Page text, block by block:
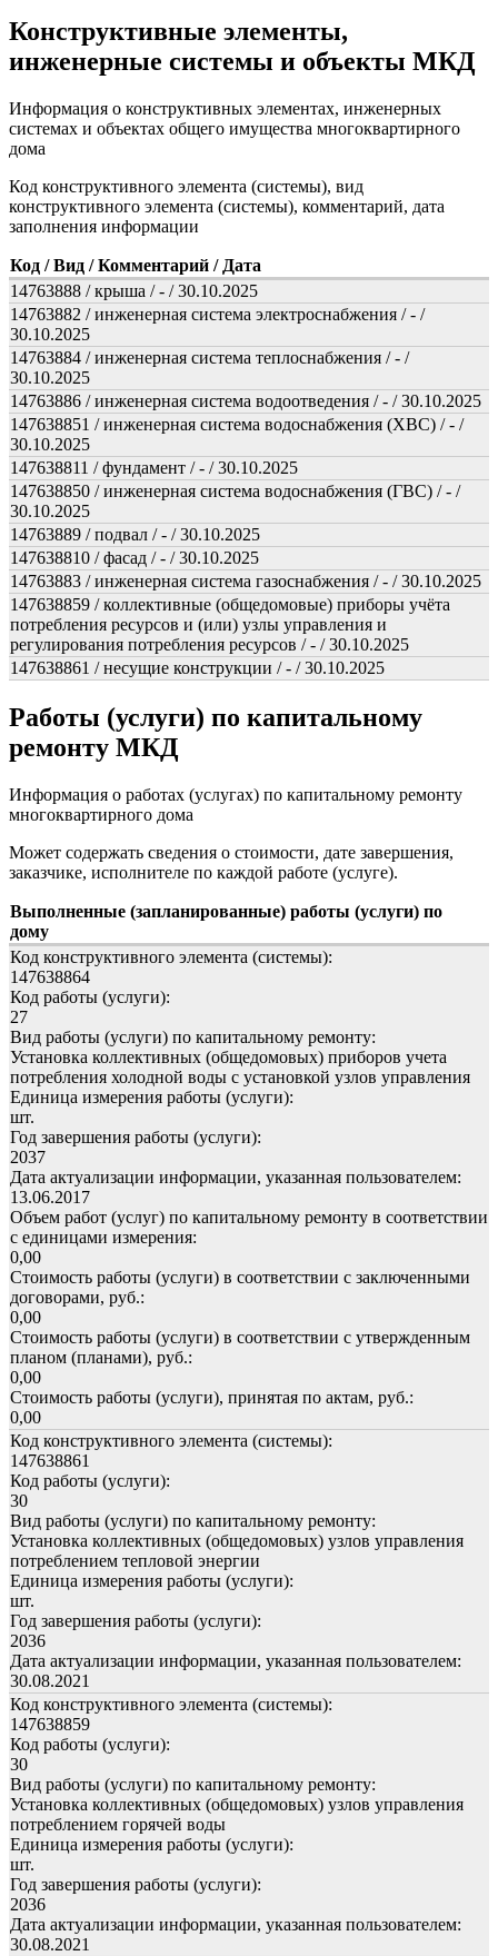
Конструктивные элементы,
инженерные системы и объекты МКД
Информация о конструктивных элементах, инженерных
системах и объектах общего имущества многоквартирного
дома
Код конструктивного элемента (системы), вид
конструктивного элемента (системы), комментарий, дата
заполнения информации
Код / Вид / Комментарий / Дата
14763888 / крыша / - / 30.10.2025
14763882 / инженерная система электроснабжения / - /
30.10.2025
14763884 / инженерная система теплоснабжения / - /
30.10.2025
14763886 / инженерная система водоотведения / - / 30.10.2025
147638851 / инженерная система водоснабжения (ХВС) / - /
30.10.2025
147638811 / фундамент / - / 30.10.2025
147638850 / инженерная система водоснабжения (ГВС) / - /
30.10.2025
14763889 / подвал / - / 30.10.2025
147638810 / фасад / - / 30.10.2025
14763883 / инженерная система газоснабжения / - / 30.10.2025
147638859 / коллективные (общедомовые) приборы учёта
потребления ресурсов и (или) узлы управления и
регулирования потребления ресурсов / - / 30.10.2025
147638861 / несущие конструкции / - / 30.10.2025
Работы (услуги) по капитальному
ремонту МКД
Информация о работах (услугах) по капитальному ремонту
многоквартирного дома
Может содержать сведения о стоимости, дате завершения,
заказчике, исполнителе по каждой работе (услуге).
Выполненные (запланированные) работы (услуги) по
дому
Код конструктивного элемента (системы):
147638864
Код работы (услуги):
27
Вид работы (услуги) по капитальному ремонту:
Установка коллективных (общедомовых) приборов учета
потребления холодной воды с установкой узлов управления
Единица измерения работы (услуги):
шт.
Год завершения работы (услуги):
2037
Дата актуализации информации, указанная пользователем:
13.06.2017
Объем работ (услуг) по капитальному ремонту в соответствии
с единицами измерения:
0,00
Стоимость работы (услуги) в соответствии с заключенными
договорами, руб.:
0,00
Стоимость работы (услуги) в соответствии с утвержденным
планом (планами), руб.:
0,00
Стоимость работы (услуги), принятая по актам, руб.:
0,00
Код конструктивного элемента (системы):
147638861
Код работы (услуги):
30
Вид работы (услуги) по капитальному ремонту:
Установка коллективных (общедомовых) узлов управления
потреблением тепловой энергии
Единица измерения работы (услуги):
шт.
Год завершения работы (услуги):
2036
Дата актуализации информации, указанная пользователем:
30.08.2021
Код конструктивного элемента (системы):
147638859
Код работы (услуги):
30
Вид работы (услуги) по капитальному ремонту:
Установка коллективных (общедомовых) узлов управления
потреблением горячей воды
Единица измерения работы (услуги):
шт.
Год завершения работы (услуги):
2036
Дата актуализации информации, указанная пользователем:
30.08.2021